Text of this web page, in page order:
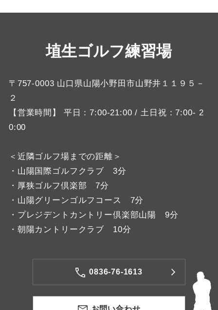
埴生ゴルフ練習場
〒757-0003 山口県山陽小野田市山野井１１９５－
２
【営業時間】 平日：7:00-21:00 / 土日祝：7:00- 2
0:00
＜近隣ゴルフ場までの距離＞
・山陽国際ゴルフクラブ 3分
・厚狭ゴルフ倶楽部 7分
・山陽グリーンゴルフコース 7分
・プレジデントカントリー倶楽部山陽 9分
・朝陽カントリークラブ 10分
0836-76-1613